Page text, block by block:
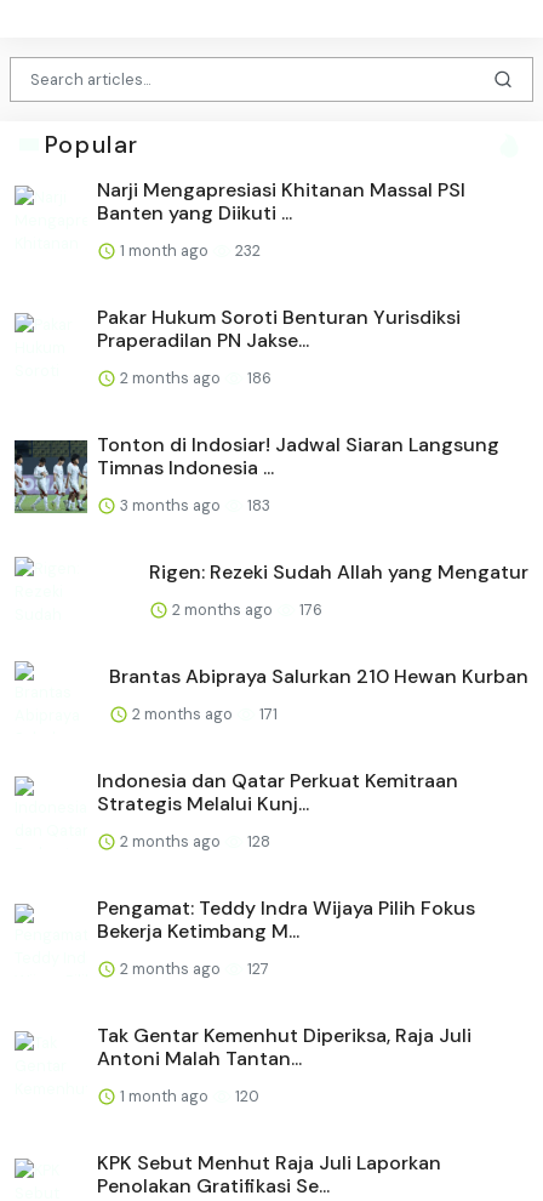
Popular
Narji Mengapresiasi Khitanan Massal PSI
Banten yang Diikuti ...
1 month ago 232
Pakar Hukum Soroti Benturan Yurisdiksi
Praperadilan PN Jakse...
2 months ago 186
Tonton di Indosiar! Jadwal Siaran Langsung
Timnas Indonesia ...
3 months ago 183
Rigen: Rezeki Sudah Allah yang Mengatur
2 months ago 176
Brantas Abipraya Salurkan 210 Hewan Kurban
2 months ago 171
Indonesia dan Qatar Perkuat Kemitraan
Strategis Melalui Kunj...
2 months ago 128
Pengamat: Teddy Indra Wijaya Pilih Fokus
Bekerja Ketimbang M...
2 months ago 127
Tak Gentar Kemenhut Diperiksa, Raja Juli
Antoni Malah Tantan...
1 month ago 120
KPK Sebut Menhut Raja Juli Laporkan
Penolakan Gratifikasi Se...